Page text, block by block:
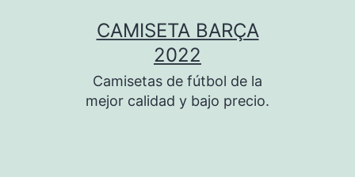
CAMISETA BARÇA
2022
Camisetas de fútbol de la
mejor calidad y bajo precio.